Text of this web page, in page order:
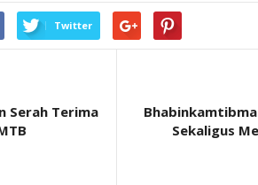
Twitter
Serah Terima
Sekaligus